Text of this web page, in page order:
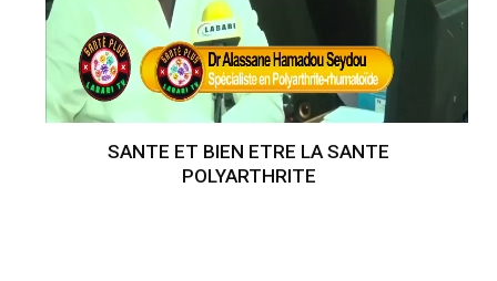
SANTE ET BIEN ETRE LA SANTE
POLYARTHRITE